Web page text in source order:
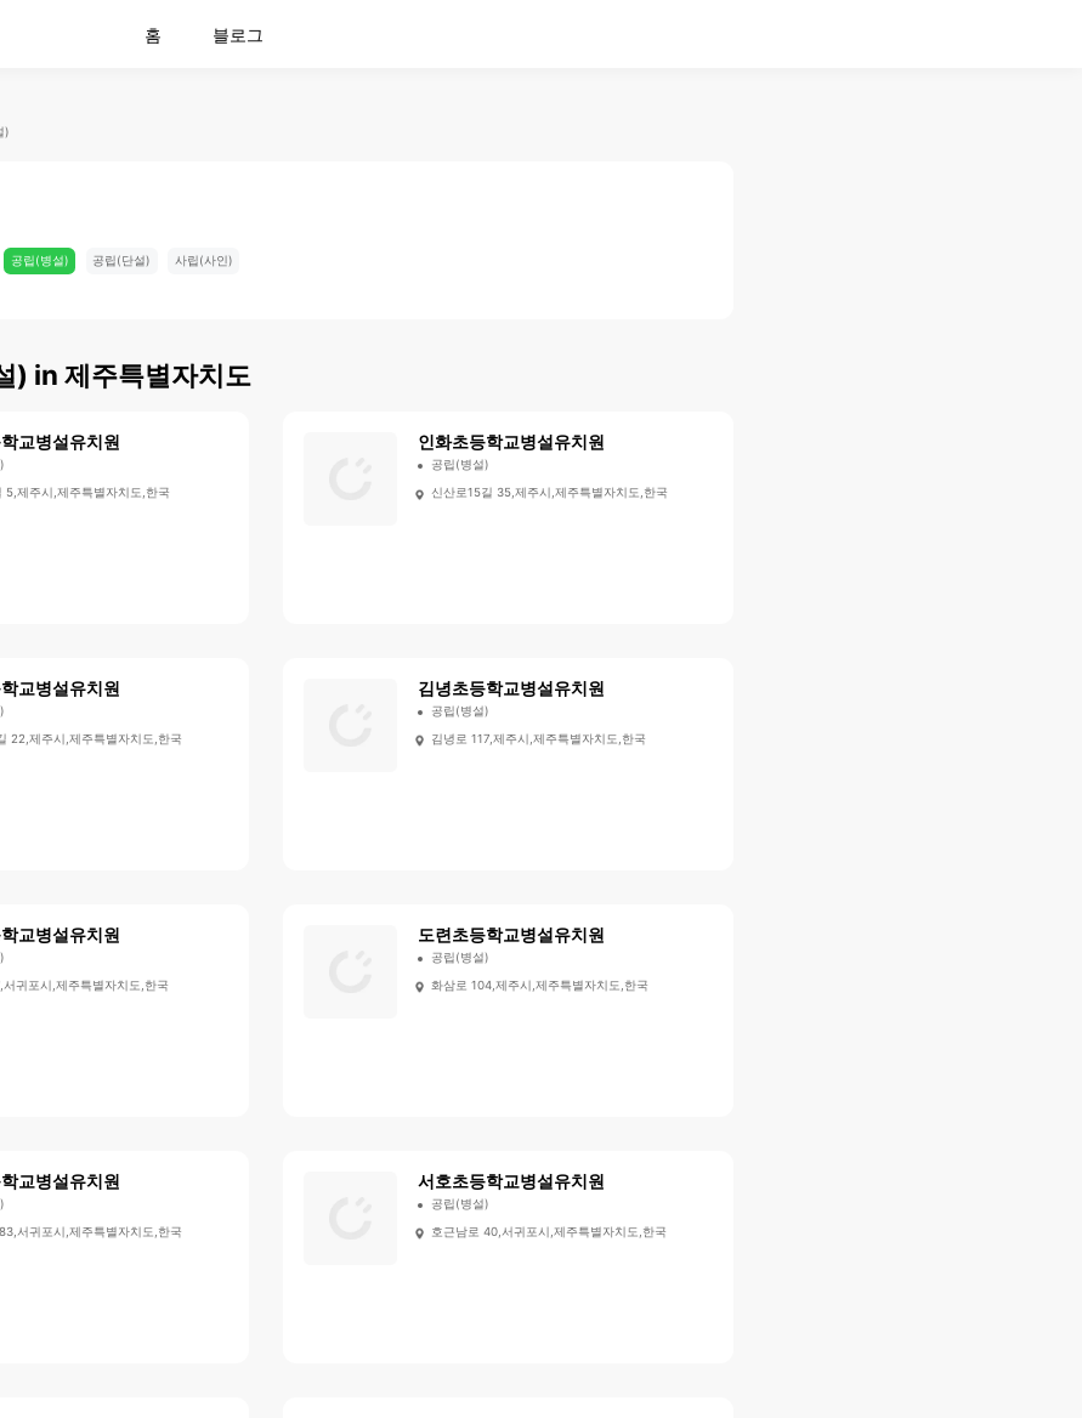
홈 블로그
)
공립(병설) 공립(단설) 사립(사인)
) in 제주특별자치도
교병설유치원
5,제주시,제주특별자치도,한국
인화초등학교병설유치원
공립(병설)
신산로15길 35,제주시,제주특별자치도,한국
교병설유치원
22,제주시,제주특별자치도,한국
김녕초등학교병설유치원
공립(병설)
김녕로 117,제주시,제주특별자치도,한국
교병설유치원
서귀포시,제주특별자치도,한국
도련초등학교병설유치원
공립(병설)
화삼로 104,제주시,제주특별자치도,한국
교병설유치원
서귀포시,제주특별자치도,한국
서호초등학교병설유치원
공립(병설)
호근남로 40,서귀포시,제주특별자치도,한국